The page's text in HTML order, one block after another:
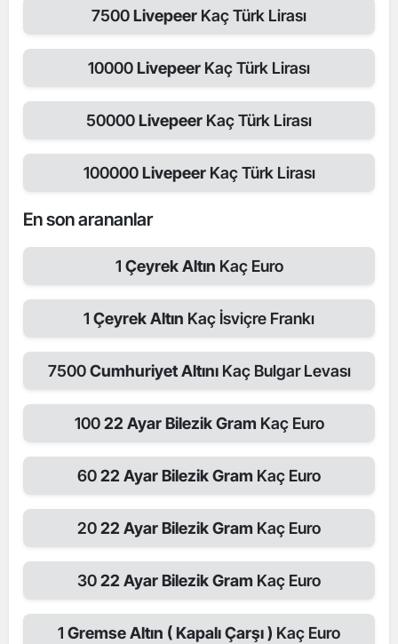
7500Livepeer Kaç Türk Lirası
10000Livepeer Kaç Türk Lirası
50000Livepeer Kaç Türk Lirası
100000Livepeer Kaç Türk Lirası
En son arananlar
1 Çeyrek Altın Kaç Euro
1 Çeyrek Altın Kaç İsviçre Frankı
7500Cumhuriyet AltınıKaç Bulgar Levası
10022 Ayar Bilezik Gram Kaç Euro
6022 Ayar Bilezik Gram Kaç Euro
2022 Ayar Bilezik Gram Kaç Euro
3022 Ayar Bilezik Gram Kaç Euro
1 Gremse Altın ( Kapalı Çarşı ) Kaç Euro